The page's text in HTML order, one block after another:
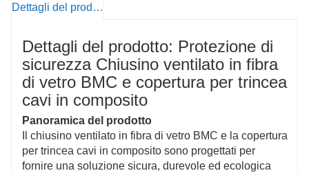
proprietà ignifughe per una maggiore sicurezza.
ISO e riciclabile, con dimensioni e design
personalizzabili per soddisfare le varie esigenze di
progetto.
Dettagli del prodotto
Dettagli del prodotto: Protezione di
sicurezza Chiusino ventilato in fibra
di vetro BMC e copertura per trincea
cavi in ​​composito
Panoramica del prodotto
Il chiusino ventilato in fibra di vetro BMC e la copertura
per trincea cavi in ​​composito sono progettati per
fornire una soluzione sicura, durevole ed ecologica